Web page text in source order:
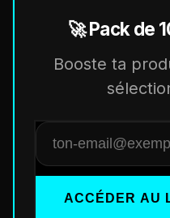
🚀 Pack de
Booste ta
ACCÉDER AU